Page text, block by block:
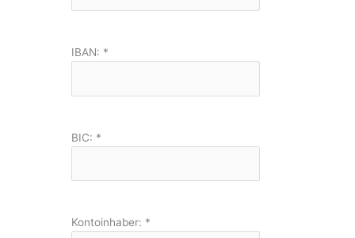
IBAN: *
BIC: *
Kontoinhaber: *